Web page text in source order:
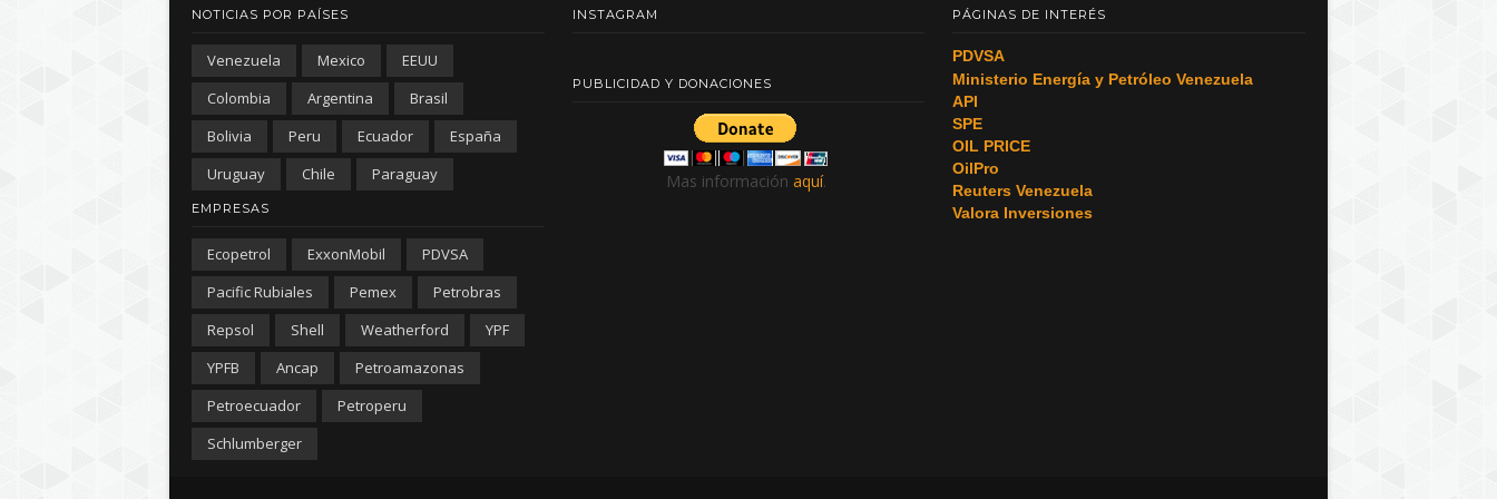
NOTICIAS POR PAÍSES
Venezuela Mexico
EEUU
Colombia
Argentina
Brasil
Bolivia
Peru Ecuador
España
Uruguay
Chile Paraguay
EMPRESAS
Ecopetrol ExxonMobil
PDVSA
Pacific Rubiales
Pemex
Petrobras
Repsol
Shell Weatherford
YPF
YPFB
Ancap
Petroamazonas
Petroecuador
Petroperu
Schlumberger
INSTAGRAM
PUBLICIDAD Y DONACIONES
Mas información aquí.
PÁGINAS DE INTERÉS
PDVSA
Ministerio Energía y Petróleo Venezuela
API
SPE
OIL PRICE
OilPro
Reuters Venezuela
Valora Inversiones